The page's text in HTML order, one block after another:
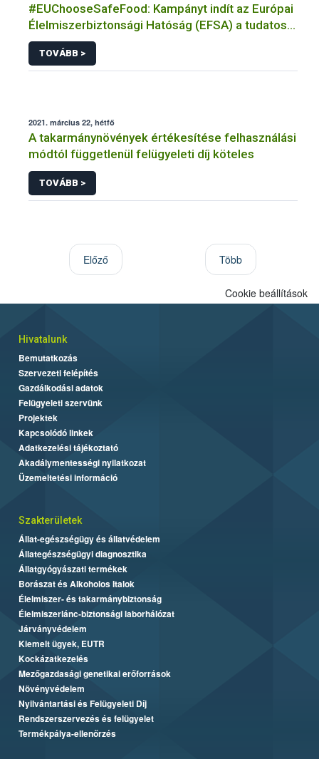
#EUChooseSafeFood: Kampányt indít az Európai
Élelmiszerbiztonsági Hatóság (EFSA) a tudatos
élelmiszer-választásról
TOVÁBB >
2021. március 22, hétfő
A takarmánynövények értékesítése felhasználási
módtól függetlenül felügyeleti díj köteles
TOVÁBB >
Előző Több
Cookie beállítások
Hivatalunk
Bemutatkozás
Szervezeti felépítés
Gazdálkodási adatok
Felügyeleti szervünk
Projektek
Kapcsolódó linkek
Adatkezelési tájékoztató
Akadálymentességi nyilatkozat
Üzemeltetési információ
Szakterületek
Állat-egészségügy és állatvédelem
Állategészségügyi diagnosztika
Állatgyógyászati termékek
Borászat és Alkoholos Italok
Élelmiszer- és takarmánybiztonság
Élelmiszerlánc-biztonsági laborhálózat
Járványvédelem
Kiemelt ügyek, EUTR
Kockázatkezelés
Mezőgazdasági genetikai erőforrások
Növényvédelem
Nyilvántartási és Felügyeleti Díj
Rendszerszervezés és felügyelet
Termékpálya-ellenőrzés